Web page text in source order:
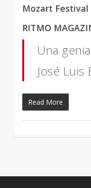
Mozart
RITMO
Una
José Luis
Read More